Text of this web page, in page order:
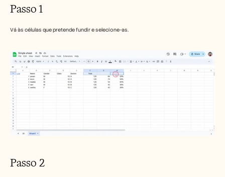
Passo 1
Vá às células que pretende fundir e selecione-as.
Passo 2